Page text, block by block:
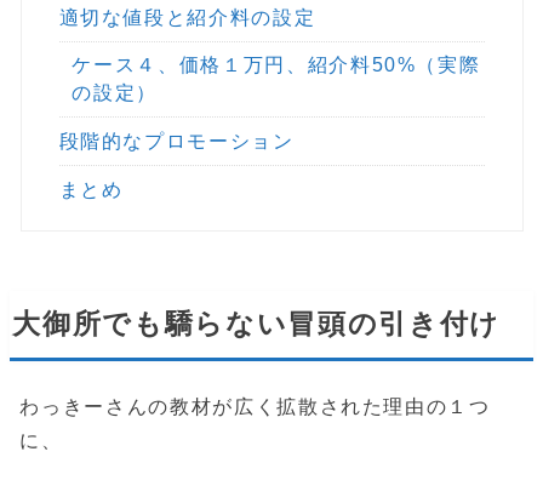
適切な値段と紹介料の設定
ケース４、価格１万円、紹介料50%（実際
の設定）
段階的なプロモーション
まとめ
大御所でも驕らない冒頭の引き付け
わっきーさんの教材が広く拡散された理由の１つ
に、